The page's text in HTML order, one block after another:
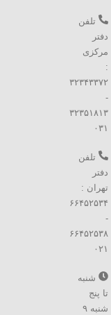
تلفن
دفتر
مرکزی
:
۳۲۳۴۳۳۷۲
-
۳۲۳۵۱۸۱۳
۰۳۱
تلفن
دفتر
تهران :
۶۶۴۵۲۵۳۴
-
۶۶۴۵۲۵۳۸
۰۲۱
شنبه
تا پنج
شنبه ۹